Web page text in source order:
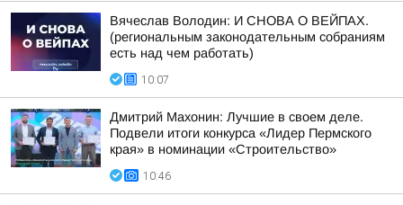
Вячеслав Володин: И СНОВА О ВЕЙПАХ.
(региональным законодательным собраниям
есть над чем работать)
10:07
Дмитрий Махонин: Лучшие в своем деле.
Подвели итоги конкурса «Лидер Пермского
края» в номинации «Строительство»
10:46